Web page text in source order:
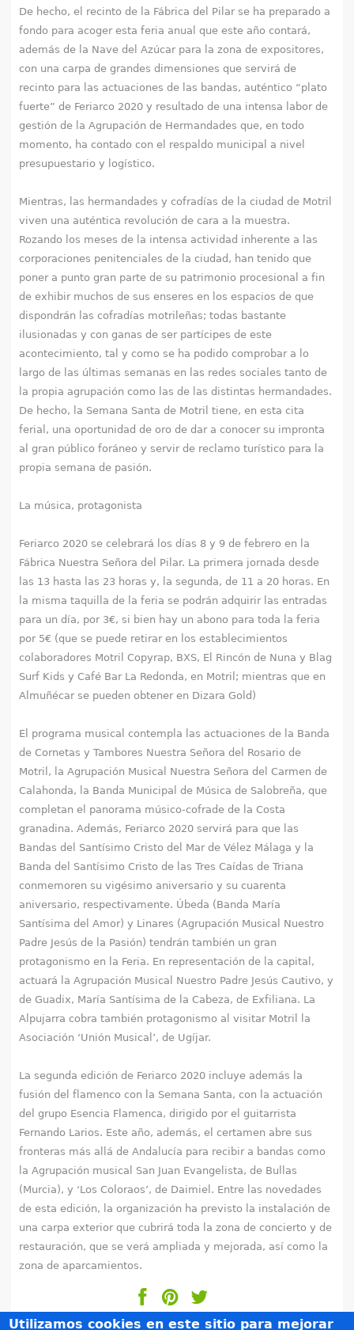
De hecho, el recinto de la Fábrica del Pilar se ha preparado a
fondo para acoger esta feria anual que este año contará,
además de la Nave del Azúcar para la zona de expositores,
con una carpa de grandes dimensiones que servirá de
recinto para las actuaciones de las bandas, auténtico “plato
fuerte” de Feriarco 2020 y resultado de una intensa labor de
gestión de la Agrupación de Hermandades que, en todo
momento, ha contado con el respaldo municipal a nivel
presupuestario y logístico.
Mientras, las hermandades y cofradías de la ciudad de Motril
viven una auténtica revolución de cara a la muestra.
Rozando los meses de la intensa actividad inherente a las
corporaciones penitenciales de la ciudad, han tenido que
poner a punto gran parte de su patrimonio procesional a fin
de exhibir muchos de sus enseres en los espacios de que
dispondrán las cofradías motrileñas; todas bastante
ilusionadas y con ganas de ser partícipes de este
acontecimiento, tal y como se ha podido comprobar a lo
largo de las últimas semanas en las redes sociales tanto de
la propia agrupación como las de las distintas hermandades.
De hecho, la Semana Santa de Motril tiene, en esta cita
ferial, una oportunidad de oro de dar a conocer su impronta
al gran público foráneo y servir de reclamo turístico para la
propia semana de pasión.
La música, protagonista
Feriarco 2020 se celebrará los días 8 y 9 de febrero en la
Fábrica Nuestra Señora del Pilar. La primera jornada desde
las 13 hasta las 23 horas y, la segunda, de 11 a 20 horas. En
la misma taquilla de la feria se podrán adquirir las entradas
para un día, por 3€, si bien hay un abono para toda la feria
por 5€ (que se puede retirar en los establecimientos
colaboradores Motril Copyrap, BXS, El Rincón de Nuna y Blag
Surf Kids y Café Bar La Redonda, en Motril; mientras que en
Almuñécar se pueden obtener en Dizara Gold)
El programa musical contempla las actuaciones de la Banda
de Cornetas y Tambores Nuestra Señora del Rosario de
Motril, la Agrupación Musical Nuestra Señora del Carmen de
Calahonda, la Banda Municipal de Música de Salobreña, que
completan el panorama músico-cofrade de la Costa
granadina. Además, Feriarco 2020 servirá para que las
Bandas del Santísimo Cristo del Mar de Vélez Málaga y la
Banda del Santísimo Cristo de las Tres Caídas de Triana
conmemoren su vigésimo aniversario y su cuarenta
aniversario, respectivamente. Úbeda (Banda María
Santísima del Amor) y Linares (Agrupación Musical Nuestro
Padre Jesús de la Pasión) tendrán también un gran
protagonismo en la Feria. En representación de la capital,
actuará la Agrupación Musical Nuestro Padre Jesús Cautivo, y
de Guadix, María Santísima de la Cabeza, de Exfiliana. La
Alpujarra cobra también protagonismo al visitar Motril la
Asociación ‘Unión Musical’, de Ugíjar.
La segunda edición de Feriarco 2020 incluye además la
fusión del flamenco con la Semana Santa, con la actuación
del grupo Esencia Flamenca, dirigido por el guitarrista
Fernando Larios. Este año, además, el certamen abre sus
fronteras más allá de Andalucía para recibir a bandas como
la Agrupación musical San Juan Evangelista, de Bullas
(Murcia), y ‘Los Coloraos’, de Daimiel. Entre las novedades
de esta edición, la organización ha previsto la instalación de
una carpa exterior que cubrirá toda la zona de concierto y de
restauración, que se verá ampliada y mejorada, así como la
zona de aparcamientos.
Utilizamos cookies en este sitio para mejorar